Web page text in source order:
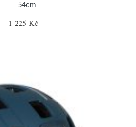
54cm
1 225 Kč